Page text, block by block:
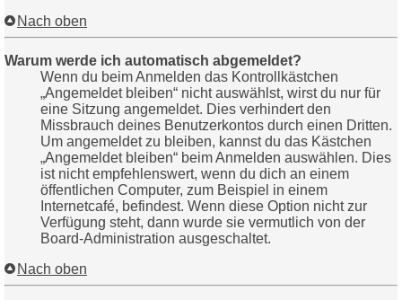
Nach oben
Warum werde ich automatisch abgemeldet?
Wenn du beim Anmelden das Kontrollkästchen
„Angemeldet bleiben“ nicht auswählst, wirst du nur für
eine Sitzung angemeldet. Dies verhindert den
Missbrauch deines Benutzerkontos durch einen Dritten.
Um angemeldet zu bleiben, kannst du das Kästchen
„Angemeldet bleiben“ beim Anmelden auswählen. Dies
ist nicht empfehlenswert, wenn du dich an einem
öffentlichen Computer, zum Beispiel in einem
Internetcafé, befindest. Wenn diese Option nicht zur
Verfügung steht, dann wurde sie vermutlich von der
Board-Administration ausgeschaltet.
Nach oben